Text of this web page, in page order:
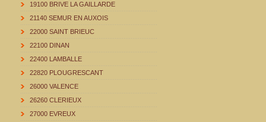
19100 BRIVE LA GAILLARDE
21140 SEMUR EN AUXOIS
22000 SAINT BRIEUC
22100 DINAN
22400 LAMBALLE
22820 PLOUGRESCANT
26000 VALENCE
26260 CLERIEUX
27000 EVREUX